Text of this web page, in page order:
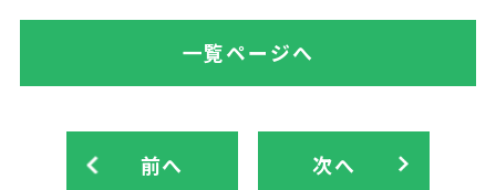
前へ
一覧ページへ
次へ